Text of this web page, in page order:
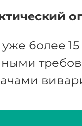
более